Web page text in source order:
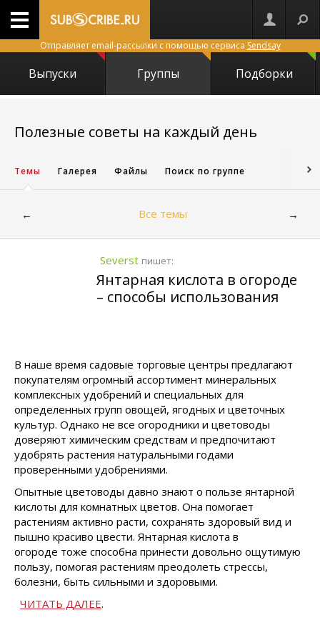
Отправляет email-рассылки с помощью сервиса Sendsay
Выпуски Группы Подборки
Полезные советы на каждый день
Темы Галерея Файлы Поиск по группе
← Все темы →
Severst пишет:
Янтарная кислота в огороде
– способы использования
В наше время садовые торговые центры предлагают
покупателям огромный ассортимент минеральных
комплексных удобрений и специальных для
определенных групп овощей, ягодных и цветочных
культур. Однако не все огородники и цветоводы
доверяют химическим средствам и предпочитают
удобрять растения натуральными годами
проверенными удобрениями.
Опытные цветоводы давно знают о пользе янтарной
кислоты для комнатных цветов. Она помогает
растениям активно расти, сохранять здоровый вид и
пышно красиво цвести. Янтарная кислота в
огороде тоже способна принести довольно ощутимую
пользу, помогая растениям преодолеть стрессы,
болезни, быть сильными и здоровыми.
ЧИТАТЬ ДАЛЕЕ.